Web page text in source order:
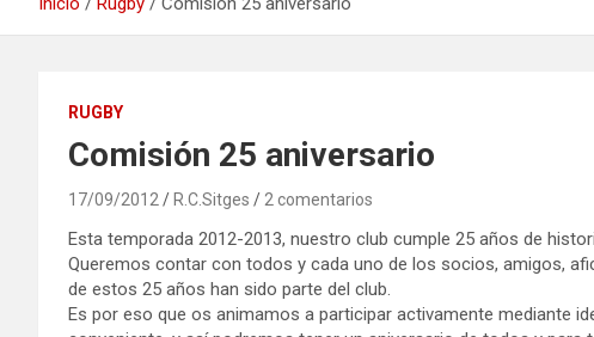
RUGBY
Comisión 25 aniversario
17/09/2012 R.C.Sitges 2 comentarios
Esta temporada 2012-2013, nuestro club cumple 25 años de
Queremos contar con todos y cada uno de los socios, amigos,
de estos 25 años han sido parte del club.
Es por eso que os animamos a participar activamente mediante